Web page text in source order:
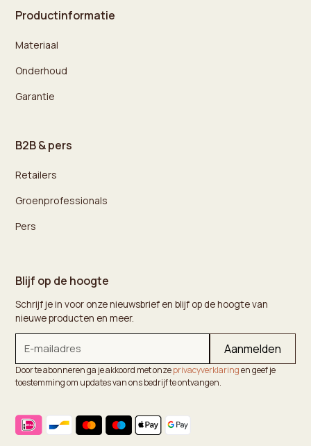
Productinformatie
Materiaal
Onderhoud
Garantie
B2B & pers
Retailers
Groenprofessionals
Pers
Blijf op de hoogte
Schrijf je in voor onze nieuwsbrief en blijf op de hoogte van
nieuwe producten en meer.
Door te abonneren ga je akkoord met onzeprivacyverklaringen geef je
toestemming om updates van ons bedrijf te ontvangen.